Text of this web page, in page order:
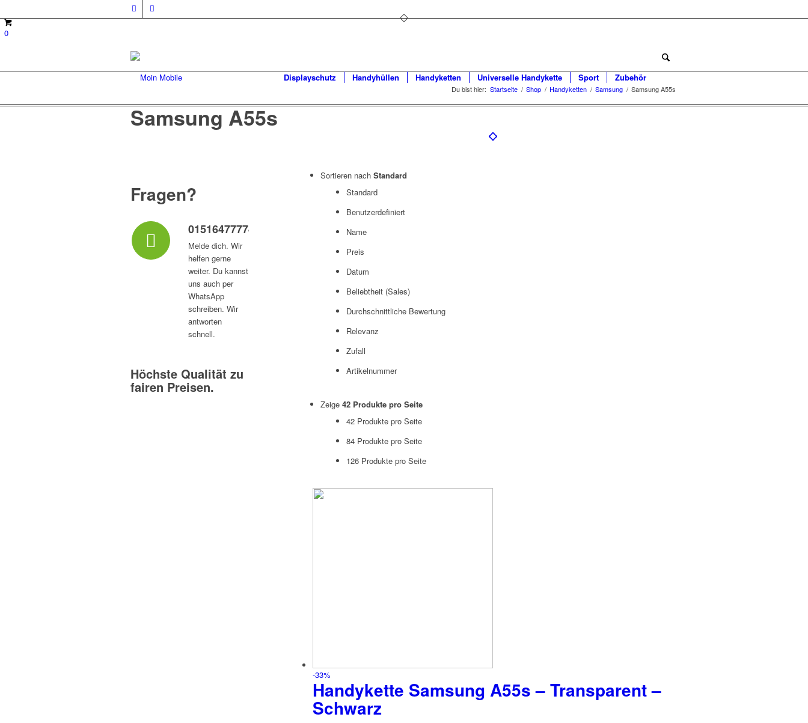
0
Displayschutz Handyhüllen Handyketten Universelle Handykette Sport Zubehör
Du bist hier: Startseite / Shop / Handyketten / Samsung / Samsung A55s
Samsung A55s
Sortieren nach Standard
Standard
Benutzerdefiniert
Name
Preis
Datum
Beliebtheit (Sales)
Durchschnittliche Bewertung
Relevanz
Zufall
Artikelnummer
Zeige 42 Produkte pro Seite
42 Produkte pro Seite
84 Produkte pro Seite
126 Produkte pro Seite
-33%
Handykette Samsung A55s – Transparent –
Schwarz
Fragen?
015164777747
Melde dich. Wir
helfen gerne
weiter. Du kannst
uns auch per
WhatsApp
schreiben. Wir
antworten
schnell.
Höchste Qualität zu
fairen Preisen.